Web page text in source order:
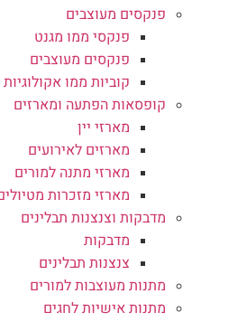
פנקסים מעוצבים
פנקסי ממו מגנט
פנקסים מעוצבים
קוביות ממו אקולוגיות
קופסאות הפתעה ומארזים
מארזי יין
מארזים לאירועים
מארזי מתנה למורים
מארזי מזכרות מטיולים
מדבקות וצנצנות תבלינים
מדבקות
צנצנות תבלינים
מתנות מעוצבות למורים
מתנות אישיות לחגים